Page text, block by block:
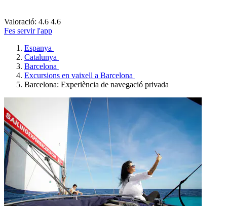
Valoració: 4.6 4.6
Fes servir l'app
Espanya
Catalunya
Barcelona
Excursions en vaixell a Barcelona
Barcelona: Experiència de navegació privada